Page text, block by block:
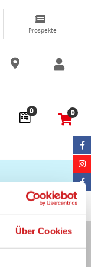
Über Cookies
Prospekte
0 0